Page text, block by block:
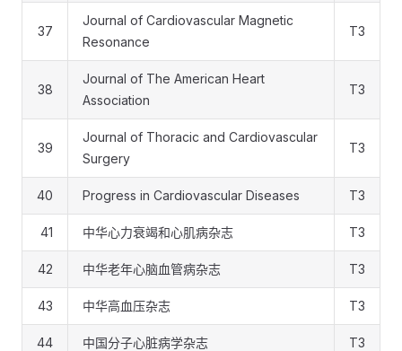
37
Journal of Cardiovascular Magnetic
Resonance
T3
38
Journal of The American Heart
Association
T3
39
Journal of Thoracic and Cardiovascular
Surgery
T3
40 Progress in Cardiovascular Diseases T3
41 中华心力衰竭和心肌病杂志 T3
42 中华老年心脑血管病杂志 T3
43 中华高血压杂志 T3
44 中国分子心脏病学杂志 T3